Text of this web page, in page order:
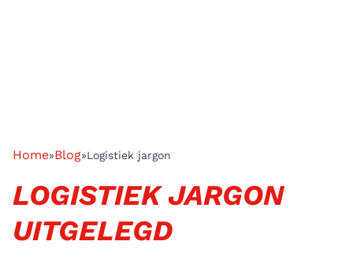
Home»Blog»Logistiek jargon
LOGISTIEK JARGON
UITGELEGD